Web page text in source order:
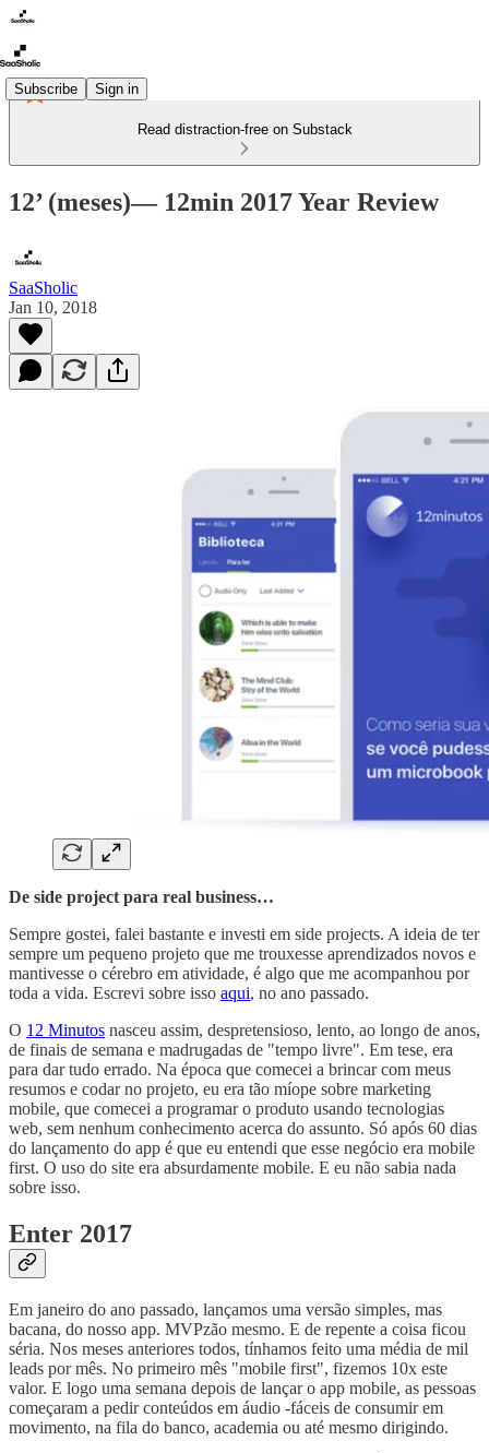
Subscribe Sign in
Read distraction-free on Substack
12’ (meses)— 12min 2017 Year Review
SaaSholic
Jan 10, 2018
De side project para real business…
Sempre gostei, falei bastante e investi em side projects. A ideia de ter
sempre um pequeno projeto que me trouxesse aprendizados novos e
mantivesse o cérebro em atividade, é algo que me acompanhou por
toda a vida. Escrevi sobre isso aqui, no ano passado.
O 12 Minutos nasceu assim, despretensioso, lento, ao longo de anos,
de finais de semana e madrugadas de "tempo livre". Em tese, era
para dar tudo errado. Na época que comecei a brincar com meus
resumos e codar no projeto, eu era tão míope sobre marketing
mobile, que comecei a programar o produto usando tecnologias
web, sem nenhum conhecimento acerca do assunto. Só após 60 dias
do lançamento do app é que eu entendi que esse negócio era mobile
first. O uso do site era absurdamente mobile. E eu não sabia nada
sobre isso.
Enter 2017
Em janeiro do ano passado, lançamos uma versão simples, mas
bacana, do nosso app. MVPzão mesmo. E de repente a coisa ficou
séria. Nos meses anteriores todos, tínhamos feito uma média de mil
leads por mês. No primeiro mês "mobile first", fizemos 10x este
valor. E logo uma semana depois de lançar o app mobile, as pessoas
começaram a pedir conteúdos em áudio -fáceis de consumir em
movimento, na fila do banco, academia ou até mesmo dirigindo.